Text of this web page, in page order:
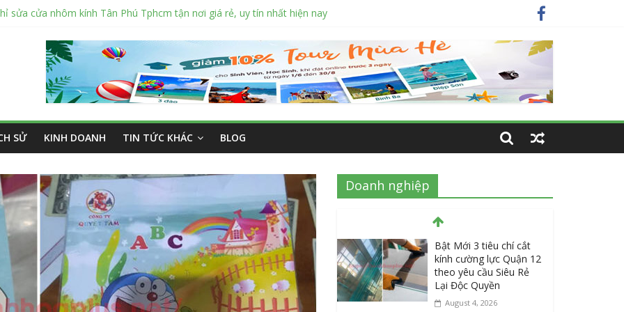
sửa cửa nhôm kính Tân Phú Tphcm tận nơi giá rẻ, uy tín nhất hiện nay
kính cường lực Quận 12 theo yêu cầu Siêu Rẻ Lại Độc Quyền
bán tập vở học sinh giá sỉ tại Tphcm uy tín được đánh giá High
Vở học sinh 96 trang giá bao nhiêu tại 3 đại lý lớn có tiếng ở Tphcm hiện nay?
SỬ KINH DOANH TIN TỨC KHÁC BLOG
Doanh nghiệp
Bật Mới 3 tiêu chí cắt
kính cường lực Quận 12
theo yêu cầu Siêu Rẻ
Lại Độc Quyền
August 4, 2026